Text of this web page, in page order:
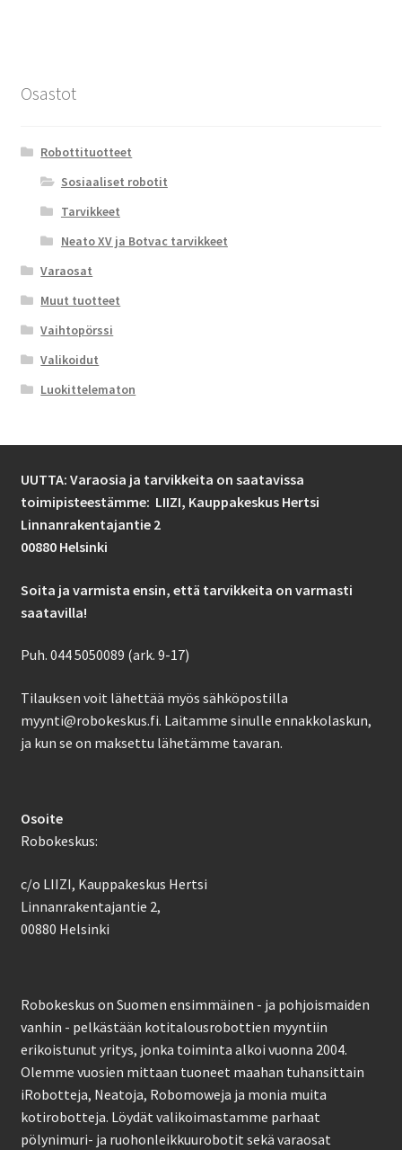
Osastot
Robottituotteet
Sosiaaliset robotit
Tarvikkeet
Neato XV ja Botvac tarvikkeet
Varaosat
Muut tuotteet
Vaihtopörssi
Valikoidut
Luokittelematon
UUTTA: Varaosia ja tarvikkeita on saatavissa
toimipisteestämme: LIIZI, Kauppakeskus Hertsi
Linnanrakentajantie 2
00880 Helsinki
Soita ja varmista ensin, että tarvikkeita on varmasti
saatavilla!
Puh. 044 5050089 (ark. 9-17)
Tilauksen voit lähettää myös sähköpostilla
myynti@robokeskus.fi. Laitamme sinulle ennakkolaskun,
ja kun se on maksettu lähetämme tavaran.
Osoite
Robokeskus:
c/o LIIZI, Kauppakeskus Hertsi
Linnanrakentajantie 2,
00880 Helsinki
Robokeskus on Suomen ensimmäinen - ja pohjoismaiden
vanhin - pelkästään kotitalousrobottien myyntiin
erikoistunut yritys, jonka toiminta alkoi vuonna 2004.
Olemme vuosien mittaan tuoneet maahan tuhansittain
iRobotteja, Neatoja, Robomoweja ja monia muita
kotirobotteja. Löydät valikoimastamme parhaat
pölynimuri- ja ruohonleikkuurobotit sekä varaosat